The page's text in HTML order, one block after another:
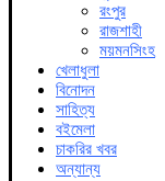
রংপুর
রাজশাহী
ময়মনসিংহ
খেলাধুলা
বিনোদন
সাহিত্য
বইমেলা
চাকরির খবর
অন্যান্য